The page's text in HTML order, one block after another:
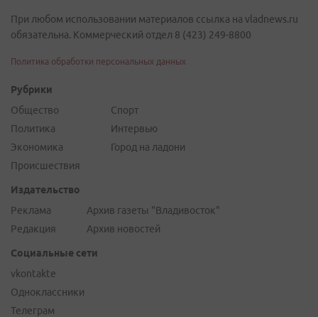
При любом использовании материалов ссылка на vladnews.ru
обязательна. Коммерческий отдел 8 (423) 249-8800
Политика обработки персональных данных
Рубрики
Общество
Политика
Экономика
Происшествия
Спорт
Интервью
Город на ладони
Издательство
Реклама
Редакция
Архив газеты "Владивосток"
Архив новостей
Социальные сети
vkontakte
Одноклассники
Телеграм